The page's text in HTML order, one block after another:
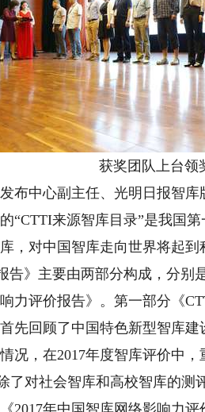
获奖团队上台领
中心副主任、光明日报智库
“CTTI来源智库目录”是我国
，对中国智库走向世界将起到
告》主要由两部分构成，分别
响力评价报告》。第一部分《
先回顾了中国特色新型智库
况，在2017年度智库评价中
了对社会智库和高校智库的测
2017年中国智库网络影响力